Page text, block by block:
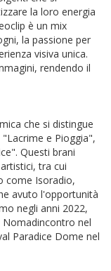
la loro energia
è un mix
la passione per
visiva unica.
rendendo il
che si distingue
e Pioggia",
Questi brani
tra cui
come Isoradio,
avuto l'opportunità
negli anni 2022,
Nomadincontro nel
Paradice Dome nel